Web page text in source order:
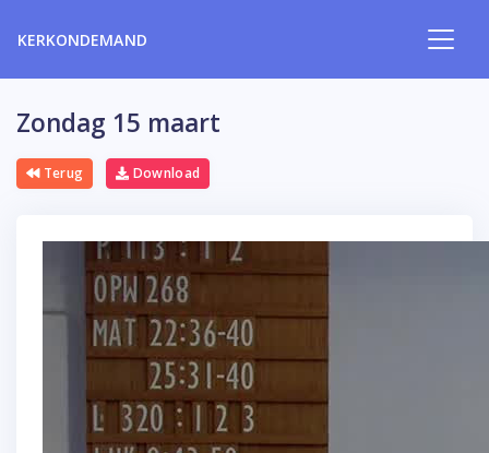
KERKONDEMAND
Zondag 15 maart
Terug Download